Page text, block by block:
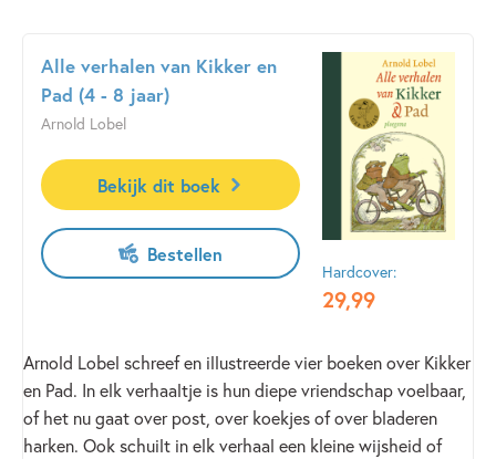
Hardcover:
29,99
Alle verhalen van Kikker en
Pad (4 - 8 jaar)
Arnold Lobel
Bekijk dit boek
Bestellen
Arnold Lobel schreef en illustreerde vier boeken over Kikker
en Pad. In elk verhaaltje is hun diepe vriendschap voelbaar,
of het nu gaat over post, over koekjes of over bladeren
harken. Ook schuilt in elk verhaal een kleine wijsheid of